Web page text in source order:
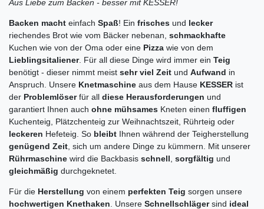
Aus Liebe zum Backen - besser mit KESSER!
Backen macht einfach Spaß! Ein frisches und lecker
riechendes Brot wie vom Bäcker nebenan, schmackhafte
Kuchen wie von der Oma oder eine Pizza wie von dem
Lieblingsitaliener. Für all diese Dinge wird immer ein Teig
benötigt - dieser nimmt meist sehr viel Zeit und Aufwand in
Anspruch. Unsere Knetmaschine aus dem Hause KESSER ist
der Problemlöserfür all diese Herausforderungen und
garantiert Ihnen auch ohne mühsames Kneten einen fluffigen
Kuchenteig, Plätzchenteig zur Weihnachtszeit, Rührteig oder
leckeren Hefeteig. So bleibt Ihnen während der Teigherstellung
genügend Zeit , sich um andere Dinge zu kümmern. Mit unserer
Rührmaschine wird die Backbasis schnell sorgfältig und
gleichmäßig durchgeknetet.
Für die Herstellung von einem perfekten Teig sorgen unsere
hochwertigen Knethaken . Unsere Schnellschlägersind ideal